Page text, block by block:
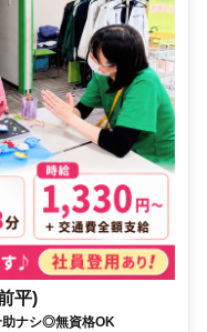
平)
助ナシ◎無資格OK